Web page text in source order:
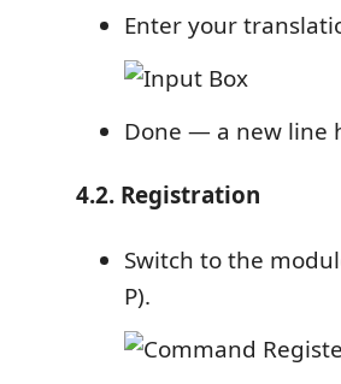
Enter your
Done — a new line
4.2. Registration
Switch to the
P).